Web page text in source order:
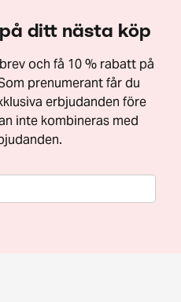
ditt nästa köp
och få 10 % rabatt på
prenumerant får du
erbjudanden före
inte kombineras med